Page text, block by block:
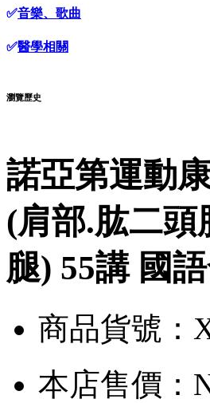
✅音樂、歌曲
✅醫學相關
瀏覽歷史
諾亞第運動
(肩部.肱二頭
腿) 55講 國
商品貨號：
本店售價：